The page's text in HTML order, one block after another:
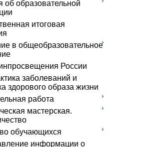
об образовательной
итоговая
в общеобразовательное
России
заболеваний и
здорового образа жизни
работа
мастерская.
обучающихся
информации о